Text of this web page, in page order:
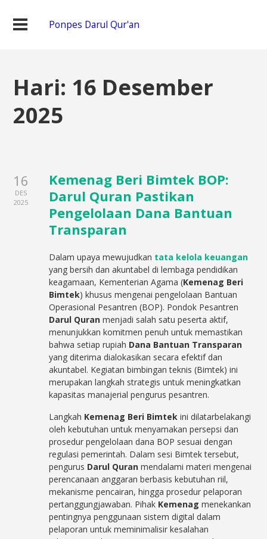
Ponpes Darul Qur'an
Hari: 16 Desember
2025
16
DES
2025
Kemenag Beri Bimtek BOP:
Darul Quran Pastikan
Pengelolaan Dana Bantuan
Transparan
Dalam upaya mewujudkan tata kelola keuangan
yang bersih dan akuntabel di lembaga pendidikan
keagamaan, Kementerian Agama (Kemenag Beri
Bimtek) khusus mengenai pengelolaan Bantuan
Operasional Pesantren (BOP). Pondok Pesantren
Darul Quran menjadi salah satu peserta aktif,
menunjukkan komitmen penuh untuk memastikan
bahwa setiap rupiah Dana Bantuan Transparan
yang diterima dialokasikan secara efektif dan
akuntabel. Kegiatan bimbingan teknis (Bimtek) ini
merupakan langkah strategis untuk meningkatkan
kapasitas manajerial pengurus pesantren.
Langkah Kemenag Beri Bimtek ini dilatarbelakangi
oleh kebutuhan untuk menyamakan persepsi dan
prosedur pengelolaan dana BOP sesuai dengan
regulasi pemerintah. Dalam sesi Bimtek tersebut,
pengurus Darul Quran mendalami materi mengenai
perencanaan anggaran berbasis kebutuhan riil,
mekanisme pencairan, hingga prosedur pelaporan
pertanggungjawaban. Pihak Kemenag menekankan
pentingnya penggunaan sistem digital dalam
pelaporan untuk meminimalisir kesalahan